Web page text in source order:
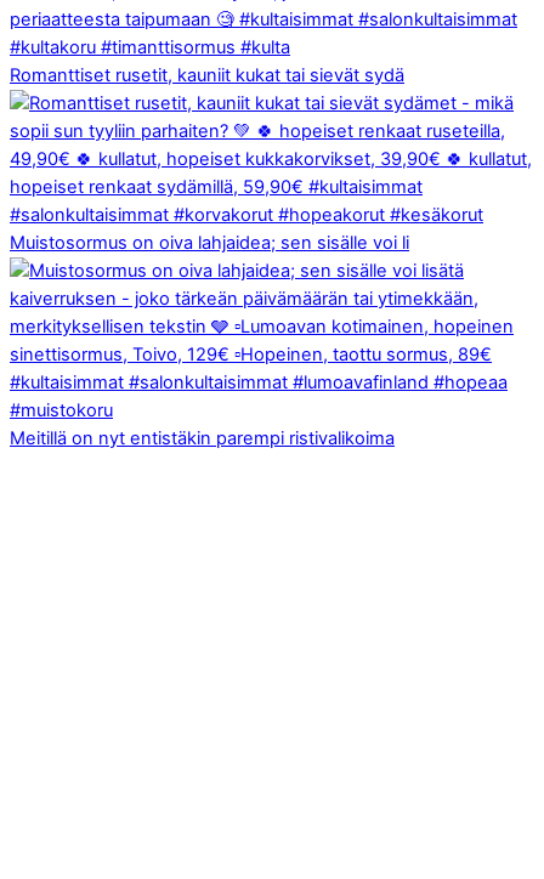
Romanttiset rusetit, kauniit kukat tai sievät sydä
Muistosormus on oiva lahjaidea; sen sisälle voi li
Meitillä on nyt entistäkin parempi ristivalikoima